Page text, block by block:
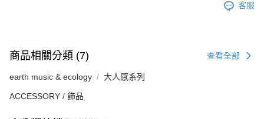
客服
商品相關分類 (7) 查看全部
earth music & ecology 大人感系列
ACCESSORY / 飾品